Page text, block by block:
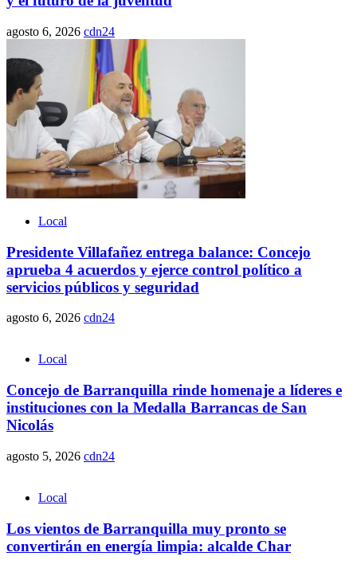
agosto 6, 2026 cdn24
Local
Presidente Villafañez entrega balance: Concejo
aprueba 4 acuerdos y ejerce control político a
servicios públicos y seguridad
agosto 6, 2026 cdn24
Local
Concejo de Barranquilla rinde homenaje a líderes e
instituciones con la Medalla Barrancas de San
Nicolás
agosto 5, 2026 cdn24
Local
Los vientos de Barranquilla muy pronto se
convertirán en energía limpia: alcalde Char